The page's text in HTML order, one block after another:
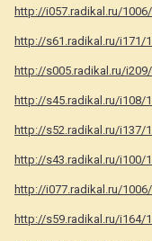
http://i057.radikal.ru/
http://s61.radikal.ru/i171/
http://s005.radikal.ru/
http://s45.radikal.ru/i108/
http://s52.radikal.ru/i137/
http://s43.radikal.ru/
http://i077.radikal.ru/
http://s59.radikal.ru/i164/